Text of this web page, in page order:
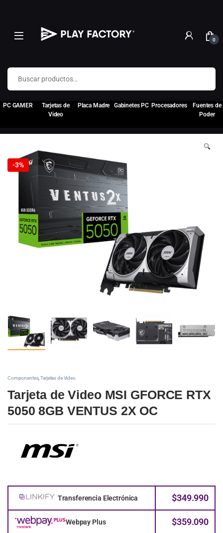
0
Buscar por:
PC GAMER
Tarjetas de
Video
Placa Madre Gabinetes PC Procesadores
Fuentes de
Poder
-3%
🔍
Componentes,Tarjetas de Video
Tarjeta de Video MSI GFORCE RTX
5050 8GB VENTUS 2X OC
Transferencia Electrónica $349.990
Webpay Plus $359.090